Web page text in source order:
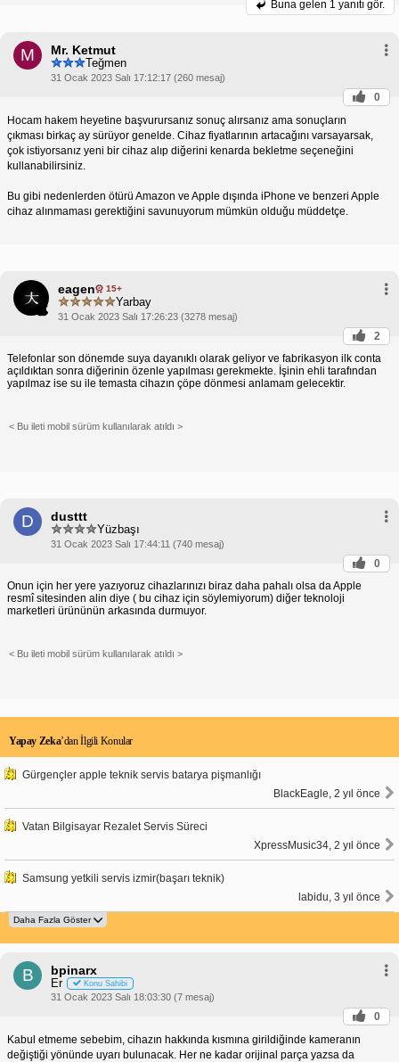
Buna gelen 1 yanıtı gör.
M Mr. Ketmut
Teğmen
31 Ocak 2023 Salı 17:12:17 (260 mesaj)
0
Hocam hakem heyetine başvurursanız sonuç alırsanız ama sonuçların
çıkması birkaç ay sürüyor genelde. Cihaz fiyatlarının artacağını varsayarsak,
çok istiyorsanız yeni bir cihaz alıp diğerini kenarda bekletme seçeneğini
kullanabilirsiniz.
Bu gibi nedenlerden ötürü Amazon ve Apple dışında iPhone ve benzeri Apple
cihaz alınmaması gerektiğini savunuyorum mümkün olduğu müddetçe.
eagen 15+
Yarbay
31 Ocak 2023 Salı 17:26:23 (3278 mesaj)
2
Telefonlar son dönemde suya dayanıklı olarak geliyor ve fabrikasyon ilk conta
açıldıktan sonra diğerinin özenle yapılması gerekmekte. İşinin ehli tarafından
yapılmaz ise su ile temasta cihazın çöpe dönmesi anlamam gelecektir.
< Bu ileti mobil sürüm kullanılarak atıldı >
D dusttt
Yüzbaşı
31 Ocak 2023 Salı 17:44:11 (740 mesaj)
0
Onun için her yere yazıyoruz cihazlarınızı biraz daha pahalı olsa da Apple
resmî sitesinden alin diye ( bu cihaz için söylemiyorum) diğer teknoloji
marketleri ürününün arkasında durmuyor.
< Bu ileti mobil sürüm kullanılarak atıldı >
Yapay Zeka’dan İlgili Konular
Gürgençler apple teknik servis batarya pişmanlığı
BlackEagle, 2 yıl önce
Vatan Bilgisayar Rezalet Servis Süreci
XpressMusic34, 2 yıl önce
Samsung yetkili servis izmir(başarı teknik)
labidu, 3 yıl önce
B bpinarx
Er Konu Sahibi
31 Ocak 2023 Salı 18:03:30 (7 mesaj)
0
Kabul etmeme sebebim, cihazın hakkında kısmına girildiğinde kameranın
değiştiği yönünde uyarı bulunacak. Her ne kadar orijinal parça yazsa da